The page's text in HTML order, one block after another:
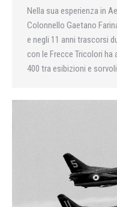
Nella sua esperienza in
Colonnello Gaetano
e negli 11 anni trascorsi
con le Frecce Tricolori
400 tra esibizioni e